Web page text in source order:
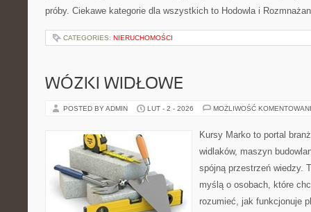
próby. Ciekawe kategorie dla wszystkich to Hodowla i
CATEGORIES: NIERUCHOMOŚCI
WÓZKI WIDŁOWE
POSTED BY ADMIN LUT - 2 - 2026 MOŻLIWOŚĆ
Kursy Marko to portal
widlaków, maszyn
spójną przestrzeń wiedzy.
myślą o osobach, które
rozumieć, jak funkcjonuje